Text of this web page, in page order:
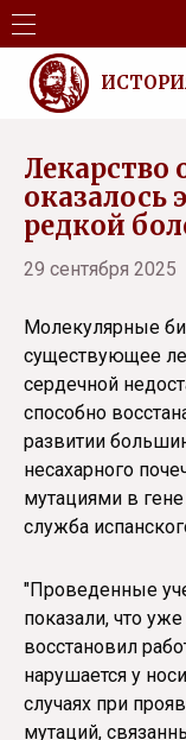
Лекарство
редкой
29 сентября 2025
Молекулярные
существующее
сердечной
способно
развитии
несахарного
мутациями в
служба
"Проведенные
показали, что
восстановил
нарушается у
случаях при
мутаций,